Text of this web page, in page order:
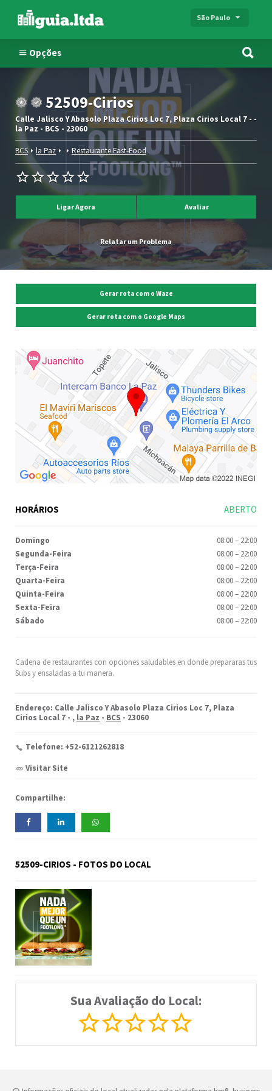
São Paulo
Opções
52509-Cirios
Calle Jalisco Y Abasolo Plaza Cirios Loc 7, Plaza Cirios Local 7 - -
la Paz - BCS - 23060
BCS la Paz Restaurante Fast-Food
Ligar Agora Avaliar
Relatar um Problema
Cadena de restaurantes con opciones saludables en donde prepararas tus
Subs y ensaladas a tu manera.
Endereço: Calle Jalisco Y Abasolo Plaza Cirios Loc 7, Plaza
Cirios Local 7 - , la Paz - BCS - 23060
Telefone: +52-6121262818
Visitar Site
Compartilhe:
52509-CIRIOS - FOTOS DO LOCAL
Sua Avaliação do Local:
Gerar rota com o Waze
Gerar rota com o Google Maps
HORÁRIOS ABERTO
Domingo 08:00– 22:00
Segunda-Feira
08:00– 22:00
Terça-Feira
08:00– 22:00
Quarta-Feira
08:00– 22:00
Quinta-Feira
08:00– 22:00
Sexta-Feira
08:00– 22:00
Sábado
08:00– 22:00